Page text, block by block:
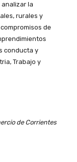
la
rurales y
de
conducta y
Trabajo y
de Corrientes